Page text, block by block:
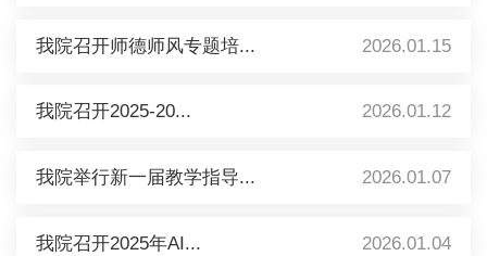
我院召开师德师风专题培... 2026.01.15
我院召开2025-20... 2026.01.12
我院举行新一届教学指导... 2026.01.07
我院召开2025年AI... 2026.01.04